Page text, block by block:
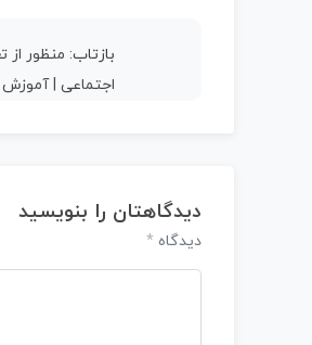
بازتاب: منظور
اجتماعی |
دیدگاهتان را بنویسید
دیدگاه *